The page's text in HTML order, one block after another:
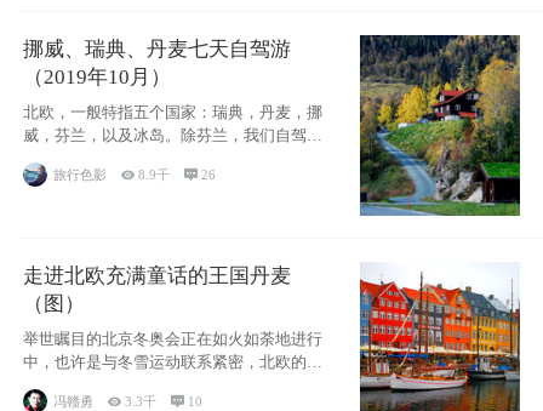
挪威、瑞典、丹麦七天自驾游
（2019年10月）
北欧，一般特指五个国家：瑞典，丹麦，挪
威，芬兰，以及冰岛。除芬兰，我们自驾游
旅行色影 8.9千 26
走进北欧充满童话的王国丹麦
（图）
举世瞩目的北京冬奥会正在如火如荼地进行
中，也许是与冬雪运动联系紧密，北欧的一
些国家因
冯赣勇 3.3千  10